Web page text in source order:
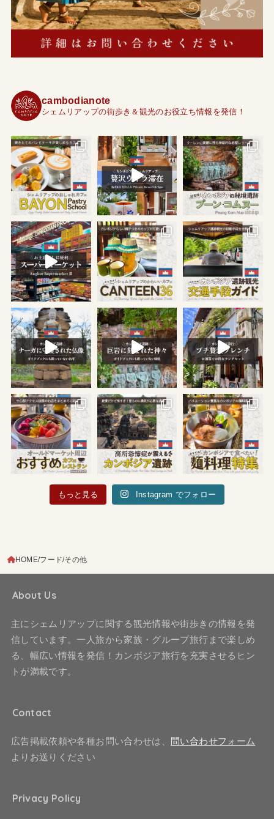
cambodianote
シェムリアップの街歩き＆観光のお役立ち情報を発信！
もっと見る Instagram でフォロー
HOME フード その他
About Us
主にシェムリアップに関する観光情報や街歩きの情報を発
信しています。一人旅から家族・グループ旅行まで楽しめ
る、幅広い情報を発信！カンボジア旅行を充実させるヒン
トが満載です。
Contact
広告掲載依頼や各種お問い合わせは、
問い合わせフォーム
よりお送りください
Privacy Policy